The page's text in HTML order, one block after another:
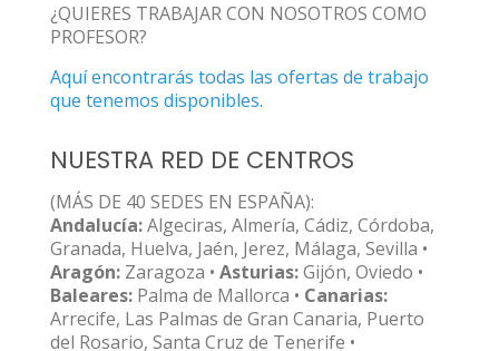
¿QUIERES TRABAJAR CON NOSOTROS COMO
PROFESOR?
Aquí encontrarás todas las ofertas de trabajo
que tenemos disponibles.
NUESTRA RED DE CENTROS
(MÁS DE 40 SEDES EN ESPAÑA):
Andalucía:Algeciras, Almería, Cádiz, Córdoba,
Granada, Huelva, Jaén, Jerez, Málaga, Sevilla •
Aragón: Zaragoza • Asturias:Gijón, Oviedo •
Baleares: Palma de Mallorca • Canarias:
Arrecife, Las Palmas de Gran Canaria, Puerto
del Rosario, Santa Cruz de Tenerife •